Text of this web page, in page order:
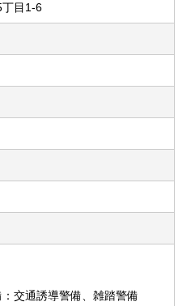
丁目1-6
交通誘導警備、雑踏警備